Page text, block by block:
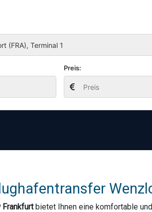
Preis:
bietet Ihnen eine komfortable